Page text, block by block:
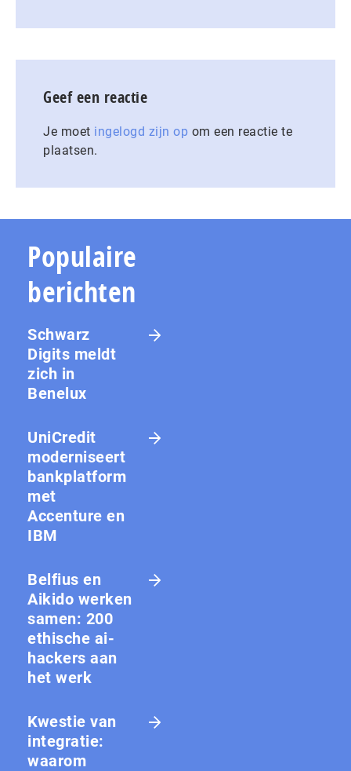
Geef een reactie
Je moet ingelogd zijn op om een reactie te
plaatsen.
Populaire
berichten
Schwarz
Digits meldt
zich in
Benelux
UniCredit
moderniseert
bankplatform
met
Accenture en
IBM
Belfius en
Aikido werken
samen: 200
ethische ai-
hackers aan
het werk
Kwestie van
integratie:
waarom